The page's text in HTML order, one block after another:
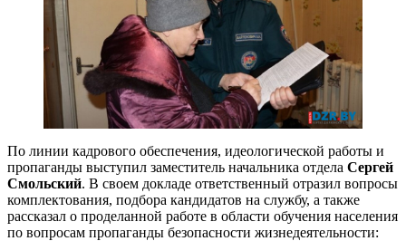
По линии кадрового обеспечения, идеологической работы и
пропаганды выступил заместитель начальника отдела Сергей
Смольский. В своем докладе ответственный отразил вопросы
комплектования, подбора кандидатов на службу, а также
рассказал о проделанной работе в области обучения населения
по вопросам пропаганды безопасности жизнедеятельности: